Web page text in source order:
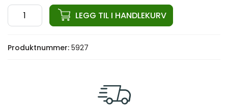
ata
HEX
Elite
LEGG TIL I HANDLEKURV
Produktnummer: 5927